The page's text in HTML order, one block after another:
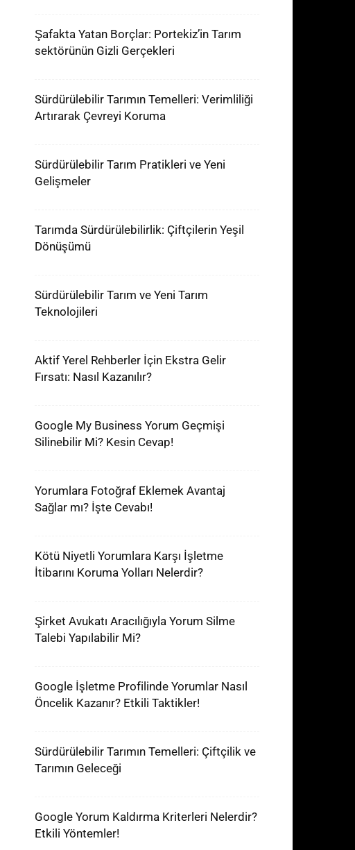
Şafakta Yatan Borçlar: Portekiz’in Tarım
sektörünün Gizli Gerçekleri
Sürdürülebilir Tarımın Temelleri: Verimliliği
Artırarak Çevreyi Koruma
Sürdürülebilir Tarım Pratikleri ve Yeni
Gelişmeler
Tarımda Sürdürülebilirlik: Çiftçilerin Yeşil
Dönüşümü
Sürdürülebilir Tarım ve Yeni Tarım
Teknolojileri
Aktif Yerel Rehberler İçin Ekstra Gelir
Fırsatı: Nasıl Kazanılır?
Google My Business Yorum Geçmişi
Silinebilir Mi? Kesin Cevap!
Yorumlara Fotoğraf Eklemek Avantaj
Sağlar mı? İşte Cevabı!
Kötü Niyetli Yorumlara Karşı İşletme
İtibarını Koruma Yolları Nelerdir?
Şirket Avukatı Aracılığıyla Yorum Silme
Talebi Yapılabilir Mi?
Google İşletme Profilinde Yorumlar Nasıl
Öncelik Kazanır? Etkili Taktikler!
Sürdürülebilir Tarımın Temelleri: Çiftçilik ve
Tarımın Geleceği
Google Yorum Kaldırma Kriterleri Nelerdir?
Etkili Yöntemler!